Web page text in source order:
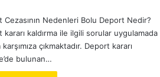
Cezasının Nedenleri Bolu Deport Nedir?
kararı kaldırma ile ilgili sorular uygulamada
karşımıza çıkmaktadır. Deport kararı
bulunan…